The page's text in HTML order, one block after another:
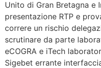
Unito di Gran Bretagna e
presentazione RTP e
correre un rischio
scrutinare da parte
eCOGRA e iTech
Sigebet errante